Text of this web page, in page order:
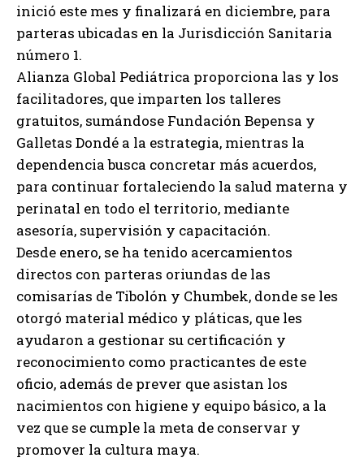
inició este mes y finalizará en diciembre, para
parteras ubicadas en la Jurisdicción Sanitaria
número 1.
Alianza Global Pediátrica proporciona las y los
facilitadores, que imparten los talleres
gratuitos, sumándose Fundación Bepensa y
Galletas Dondé a la estrategia, mientras la
dependencia busca concretar más acuerdos,
para continuar fortaleciendo la salud materna y
perinatal en todo el territorio, mediante
asesoría, supervisión y capacitación.
Desde enero, se ha tenido acercamientos
directos con parteras oriundas de las
comisarías de Tibolón y Chumbek, donde se les
otorgó material médico y pláticas, que les
ayudaron a gestionar su certificación y
reconocimiento como practicantes de este
oficio, además de prever que asistan los
nacimientos con higiene y equipo básico, a la
vez que se cumple la meta de conservar y
promover la cultura maya.